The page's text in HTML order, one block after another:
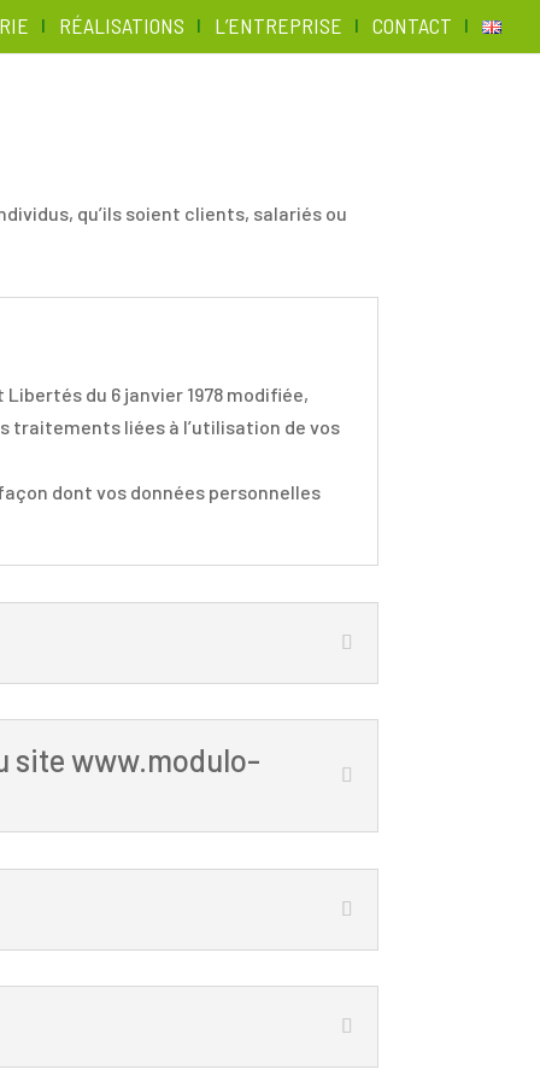
RÉALISATIONS L’ENTREPRISE CONTACT
qu’ils soient clients, salariés ou
du 6 janvier 1978 modifiée,
traitements liées à l’utilisation de vos
dont vos données personnelles
site www.modulo-